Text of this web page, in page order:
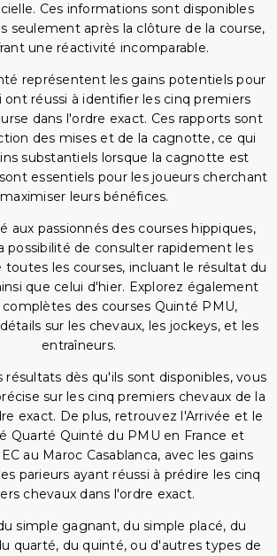
Ces informations sont disponibles
seulement après la clôture de la course,
une réactivité incomparable.
représentent les gains potentiels pour
ont réussi à identifier les cinq premiers
dans l'ordre exact. Ces rapports sont
des mises et de la cagnotte, ce qui
substantiels lorsque la cagnotte est
essentiels pour les joueurs cherchant
leurs bénéfices.
aux passionnés des courses hippiques,
possibilité de consulter rapidement les
toutes les courses, incluant le résultat du
que celui d'hier. Explorez également
complètes des courses Quinté PMU,
sur les chevaux, les jockeys, et les
entraîneurs.
résultats dès qu'ils sont disponibles, vous
sur les cinq premiers chevaux de la
exact. De plus, retrouvez l'Arrivée et le
Quarté Quinté du PMU en France et
au Maroc Casablanca, avec les gains
parieurs ayant réussi à prédire les cinq
chevaux dans l'ordre exact.
simple gagnant, du simple placé, du
quarté, du quinté, ou d'autres types de